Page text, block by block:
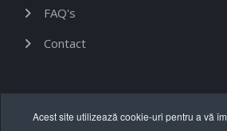
FAQ's
Contact
Acest site utilizează cookie-uri pentru a vă